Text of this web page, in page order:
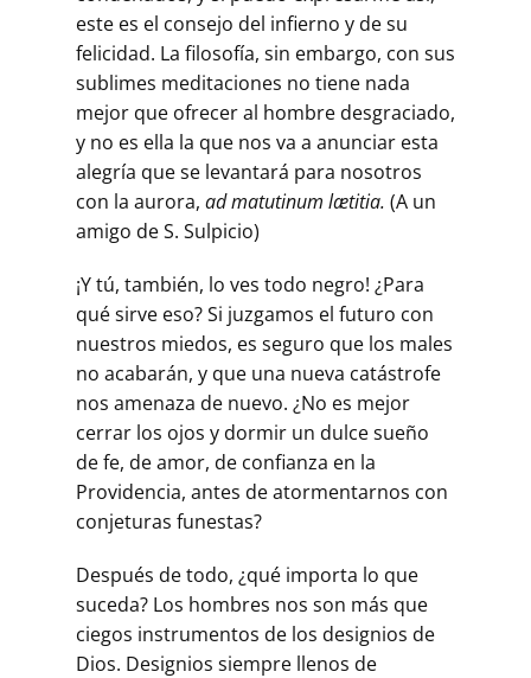
este es el consejo del infierno y de su
felicidad. La filosofía, sin embargo, con sus
sublimes meditaciones no tiene nada
mejor que ofrecer al hombre desgraciado,
y no es ella la que nos va a anunciar esta
alegría que se levantará para nosotros
con la aurora, ad matutinum lætitia. (A un
amigo de S. Sulpicio)
¡Y tú, también, lo ves todo negro! ¿Para
qué sirve eso? Si juzgamos el futuro con
nuestros miedos, es seguro que los males
no acabarán, y que una nueva catástrofe
nos amenaza de nuevo. ¿No es mejor
cerrar los ojos y dormir un dulce sueño
de fe, de amor, de confianza en la
Providencia, antes de atormentarnos con
conjeturas funestas?
Después de todo, ¿qué importa lo que
suceda? Los hombres nos son más que
ciegos instrumentos de los designios de
Dios. Designios siempre llenos de